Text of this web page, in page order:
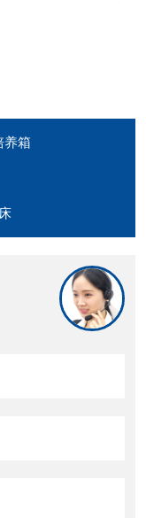
养箱